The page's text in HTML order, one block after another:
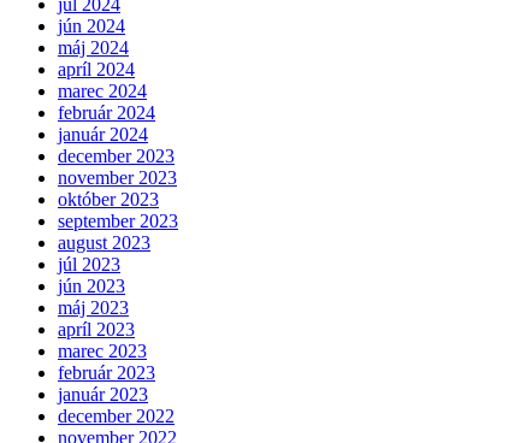
júl 2024
jún 2024
máj 2024
apríl 2024
marec 2024
február 2024
január 2024
december 2023
november 2023
október 2023
september 2023
august 2023
júl 2023
jún 2023
máj 2023
apríl 2023
marec 2023
február 2023
január 2023
december 2022
november 2022